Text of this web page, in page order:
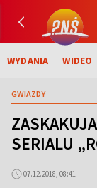
WYDANIA WIDEO
GWIAZDY
SERIALU
07.12.2018, 08:41